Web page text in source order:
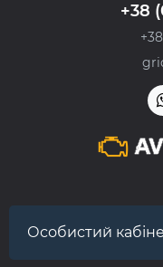
+38
Особистий